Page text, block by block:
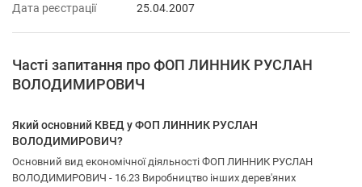
Дата реєстрації
25.04.2007
Часті запитання про ФОП ЛИННИК РУСЛАН
ВОЛОДИМИРОВИЧ
Який основний КВЕД у ФОП ЛИННИК РУСЛАН
ВОЛОДИМИРОВИЧ?
Основний вид економічної діяльності ФОП ЛИННИК РУСЛАН
ВОЛОДИМИРОВИЧ - 16.23 Виробництво інших дерев'яних